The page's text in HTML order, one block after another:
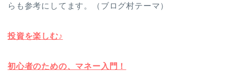
らも参考にしてます。（ブログ村テーマ）
投資を楽しむ♪
初心者のための、マネー入門！